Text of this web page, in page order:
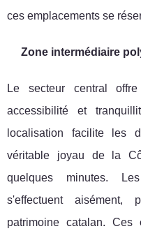
ces emplacements se
Zone intermédiaire
Le secteur central
accessibilité et
localisation facilite les
véritable joyau de la
quelques minutes.
s'effectuent aisément,
patrimoine catalan. Ces